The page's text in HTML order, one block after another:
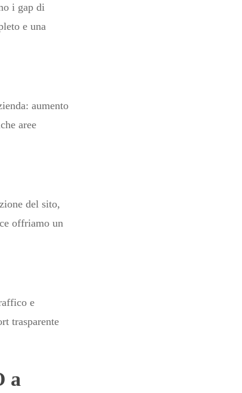
i gap di
e una
aumento
aree
del sito,
offriamo un
e
trasparente
a